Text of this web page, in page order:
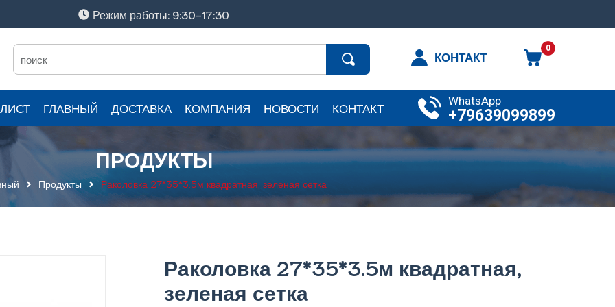
Режим работы: 9:30-17:30
0
КОНТАКТ
ГЛАВНЫЙ ДОСТАВКА КОМПАНИЯ НОВОСТИ КОНТАКТ WhatsApp
+79639099899
ПРОДУКТЫ
Продукты Раколовка 27*35*3.5м квадратная, зеленая сетка
Раколовка 27*35*3.5м квадратная,
зеленая сетка